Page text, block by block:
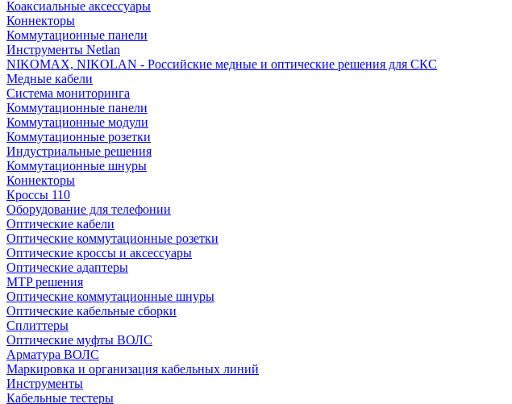
Коаксиальные аксессуары
Коннекторы
Коммутационные панели
Инструменты Netlan
NIKOMAX, NIKOLAN - Российские медные и оптические решения для СКС
Медные кабели
Система мониторинга
Коммутационные панели
Коммутационные модули
Коммутационные розетки
Индустриальные решения
Коммутационные шнуры
Коннекторы
Кроссы 110
Оборудование для телефонии
Оптические кабели
Оптические коммутационные розетки
Оптические кроссы и аксессуары
Оптические адаптеры
MTP решения
Оптические коммутационные шнуры
Оптические кабельные сборки
Сплиттеры
Оптические муфты ВОЛС
Арматура ВОЛС
Маркировка и организация кабельных линий
Инструменты
Кабельные тестеры